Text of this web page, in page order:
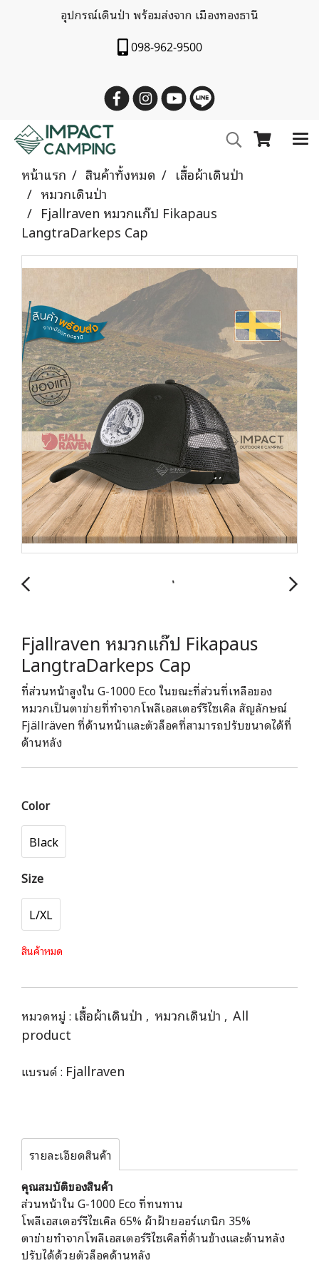
อุปกรณ์เดินป่า พร้อมส่งจาก เมืองทองธานี
098-962-9500
หน้าแรก สินค้าทั้งหมด
เสื้อผ้าเดินป่า
หมวกเดินป่า
Fjallraven หมวกแก๊ป Fikapaus
LangtraDarkeps Cap
Fjallraven หมวกแก๊ป Fikapaus
LangtraDarkeps Cap
ที่ส่วนหน้าสูงใน G-1000 Eco ในขณะที่ส่วนที่เหลือของ
หมวกเป็นตาข่ายที่ทำจากโพลีเอสเตอร์รีไซเคิล สัญลักษณ์
Fjällräven ที่ด้านหน้าและตัวล็อคที่สามารถปรับขนาดได้ที่
ด้านหลัง
Color
Black
Size
L/XL
สินค้าหมด
หมวดหมู่ : เสื้อผ้าเดินป่า , หมวกเดินป่า , All
product
แบรนด์ : Fjallraven
รายละเอียดสินค้า
คุณสมบัติของสินค้า
ส่วนหน้าใน G-1000 Eco ที่ทนทาน
โพลีเอสเตอร์รีไซเคิล 65% ผ้าฝ้ายออร์แกนิก 35%
ตาข่ายทำจากโพลีเอสเตอร์รีไซเคิลที่ด้านข้างและด้านหลัง
ปรับได้ด้วยตัวล็อคด้านหลัง